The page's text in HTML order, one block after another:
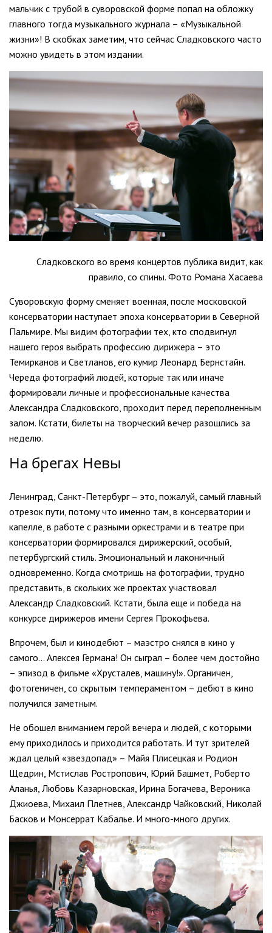
мальчик с трубой в суворовской форме попал на обложку
главного тогда музыкального журнала – «Музыкальной
жизни»! В скобках заметим, что сейчас Сладковского часто
можно увидеть в этом издании.
Сладковского во время концертов публика видит, как
правило, со спины. Фото Романа Хасаева
Суворовскую форму сменяет военная, после московской
консерватории наступает эпоха консерватории в Северной
Пальмире. Мы видим фотографии тех, кто сподвигнул
нашего героя выбрать профессию дирижера – это
Темирканов и Светланов, его кумир Леонард Бернстайн.
Череда фотографий людей, которые так или иначе
формировали личные и профессиональные качества
Александра Сладковского, проходит перед переполненным
залом. Кстати, билеты на творческий вечер разошлись за
неделю.
На брегах Невы
Ленинград, Санкт-Петербург – это, пожалуй, самый главный
отрезок пути, потому что именно там, в консерватории и
капелле, в работе с разными оркестрами и в театре при
консерватории формировался дирижерский, особый,
петербургский стиль. Эмоциональный и лаконичный
одновременно. Когда смотришь на фотографии, трудно
представить, в скольких же проектах участвовал
Александр Сладковский. Кстати, была еще и победа на
конкурсе дирижеров имени Сергея Прокофьева.
Впрочем, был и кинодебют – маэстро снялся в кино у
самого… Алексея Германа! Он сыграл – более чем достойно
– эпизод в фильме «Хрусталев, машину!». Органичен,
фотогеничен, со скрытым темпераментом – дебют в кино
получился заметным.
Не обошел вниманием герой вечера и людей, с которыми
ему приходилось и приходится работать. И тут зрителей
ждал целый «звездопад» – Майя Плисецкая и Родион
Щедрин, Мстислав Ростропович, Юрий Башмет, Роберто
Аланья, Любовь Казарновская, Ирина Богачева, Вероника
Джиоева, Михаил Плетнев, Александр Чайковский, Николай
Басков и Монсеррат Кабалье. И много-много других.